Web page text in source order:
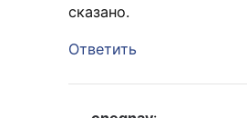
сказано.
Ответить